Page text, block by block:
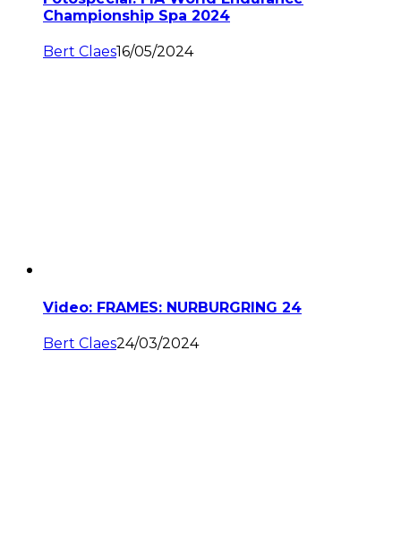
Championship Spa 2024
Bert Claes16/05/2024
Video: FRAMES: NURBURGRING 24
Bert Claes24/03/2024